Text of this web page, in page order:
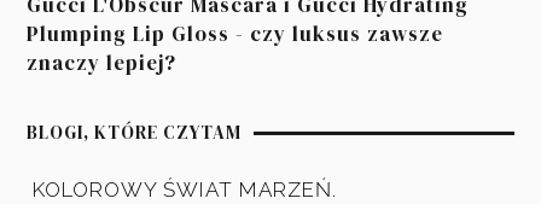
Plumping Lip Gloss - czy luksus zawsze
znaczy lepiej?
BLOGI, KTÓRE CZYTAM
KOLOROWY ŚWIAT MARZEŃ.